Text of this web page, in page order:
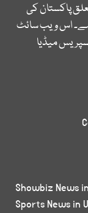
پاکستان کی
اس ویب سائٹ
میڈیا
Showbiz News
Sports News in